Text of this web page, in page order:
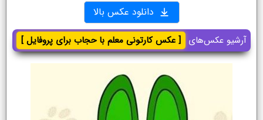
دانلود عکس بالا
آرشیو عکس‌های [ عکس کارتونی معلم با حجاب برای پروفایل ]